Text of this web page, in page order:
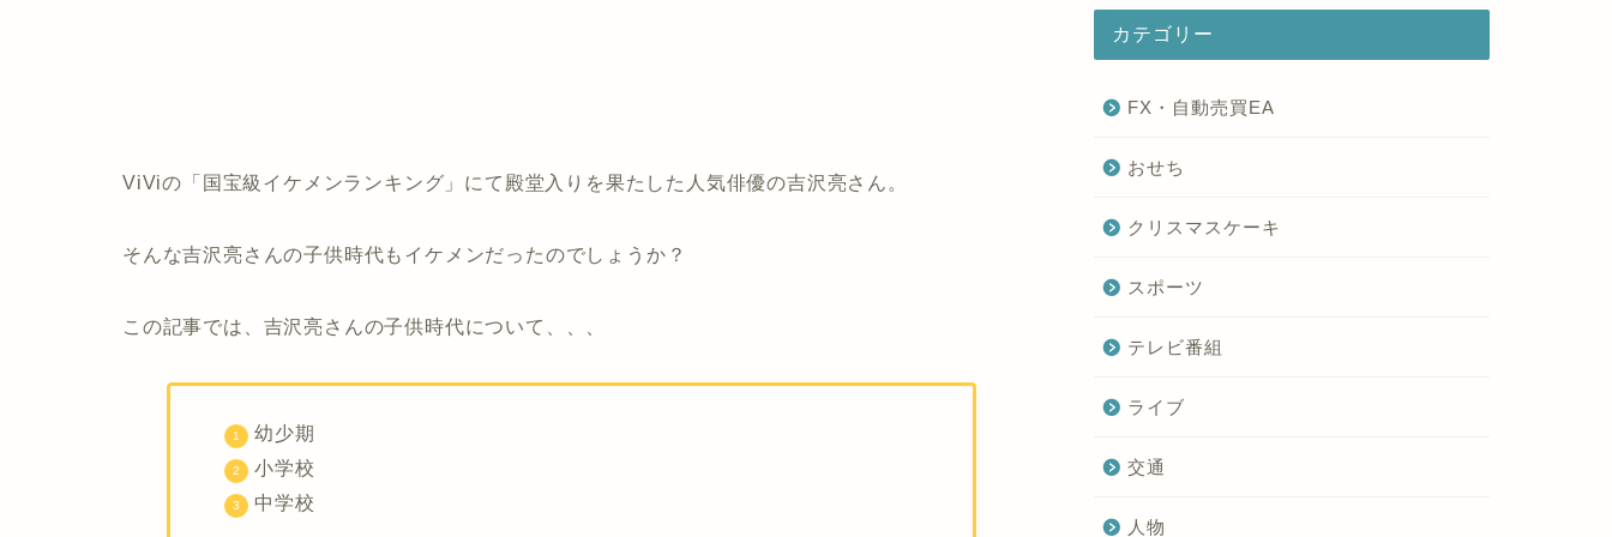
ViViの「国宝級イケメンランキング」にて殿堂入りを果たした人気俳優の吉沢亮さん。
そんな吉沢亮さんの子供時代もイケメンだったのでしょうか？
この記事では、吉沢亮さんの子供時代について、、、
幼少期
小学校
中学校
カテゴリー
FX・自動売買EA
おせち
クリスマスケーキ
スポーツ
テレビ番組
ライブ
交通
人物